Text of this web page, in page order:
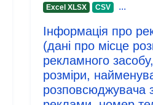
Excel XLSX
CSV ...
Інформація про
(дані про місце
рекламного
розміри,
розповсюджувача